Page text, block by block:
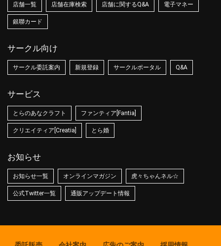
店舗一覧 店舗在庫検索 店舗に関するQ&A 電子マネー
銀聯カード
サークル向け
サークル委託案内 新規登録 サークルポータル Q&A
サービス
とらのあなクラフト ファンティア[Fantia]
クリエイティア[Creatia] とら婚
お知らせ
お知らせ一覧 オンラインマガジン 虎々ちゃんネル☆
公式Twitter一覧 通販アップデート情報